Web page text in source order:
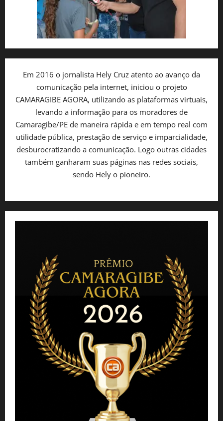
Em 2016 o jornalista Hely Cruz atento ao avanço da
comunicação pela internet, iniciou o projeto
CAMARAGIBE AGORA, utilizando as plataformas virtuais,
levando a informação para os moradores de
Camaragibe/PE de maneira rápida e em tempo real com
utilidade pública, prestação de serviço e imparcialidade,
desburocratizando a comunicação. Logo outras cidades
também ganharam suas páginas nas redes sociais,
sendo Hely o pioneiro.